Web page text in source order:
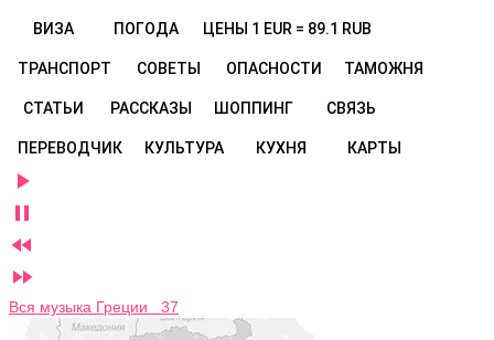
ВИЗА ПОГОДА ЦЕНЫ 1 EUR = 89.1 RUB
ТРАНСПОРТ СОВЕТЫ ОПАСНОСТИ ТАМОЖНЯ
СТАТЬИ РАССКАЗЫ ШОППИНГ СВЯЗЬ
ПЕРЕВОДЧИК КУЛЬТУРА КУХНЯ КАРТЫ




Вся музыка Греции 37